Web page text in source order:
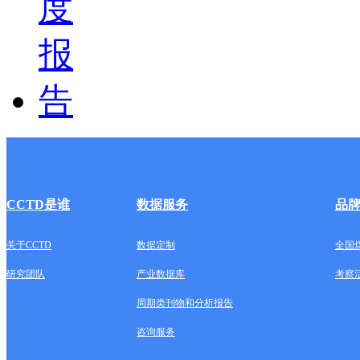
CCTD是谁 数据服务 品
关于CCTD 数据定制 全国
研究团队 产业数据库 考察
周期类刊物和分析报告
咨询服务